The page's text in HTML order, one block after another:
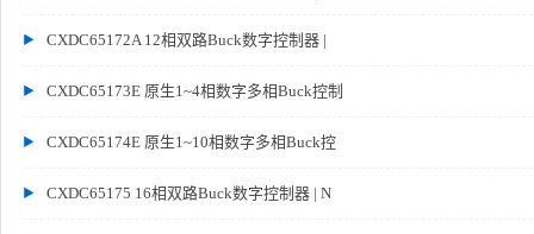
CXDC65172A 12相双路Buck数字控制器 |
CXDC65173E 原生1~4相数字多相Buck控制
CXDC65174E 原生1~10相数字多相Buck控
CXDC65175 16相双路Buck数字控制器 | N